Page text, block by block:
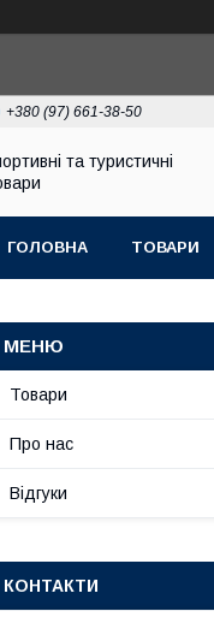
+380 (97) 661-38-50
та туристичні
ГОЛОВНА ТОВАРИ
Товари
Про нас
Відгуки
КОНТАКТИ